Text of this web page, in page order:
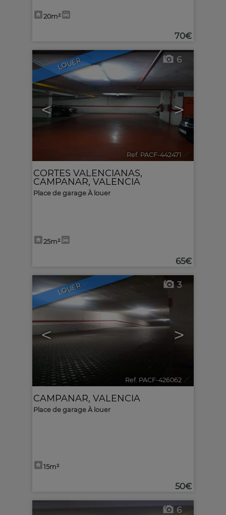
20m²
70€
LOUER
< >
6
Ref. PACF-442471 🔗
CORTES VALENCIANAS,
CAMPANAR, VALENCIA
Place de garage À louer
25m²
65€
LOUER
< >
3
Ref. PACF-426062 🔗
CAMPANAR, VALENCIA
Place de garage À louer
15m²
50€
6